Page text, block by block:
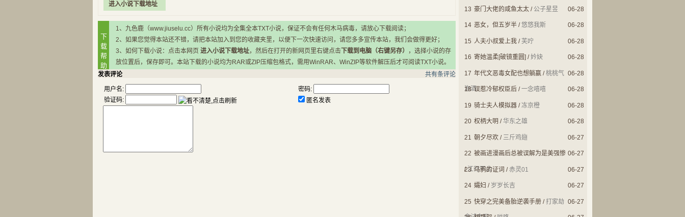
进入小说下载地址
下
载
帮
助
1、九色鹿（www.jiuselu.cc）所有小说均为全集全本TXT小说，保证不会有任何木马病毒，请放心下载阅读；
2、如果您觉得本站还不错，请把本站加入到您的收藏夹里，以便下一次快速访问，请您多多宣传本站，我们会做得更好；
3、如何下载小说：点击本网页 进入小说下载地址，然后在打开的新网页里右键点击 下载到电脑（右键另存）
，选择小说的存
放位置后，保存即可。本站下载的小说均为RAR或ZIP压缩包格式，需用WinRAR、WinZIP等软件解压后才可阅读TXT小说。
发表评论
共有条评论
用户名:
密码:
验证码:
匿名发表
06-28
13 豪门大佬的咸鱼太太 / 公子星昱
06-28
14 恶女，但五岁半 /悠悠我斯
06-28
15 人夫小叔爱上我 / 芙咛
06-28
16 寄她温柔[破镜重圆] /妗妜
06-28
17 年代文恶毒女配也想躺赢 /桃桃气
泡酒 06-28
18 误惹冷郁权臣后 /一念嘻嘻
06-28
19 骑士夫人模拟器 /冻京橙
06-28
20 权柄大明 /华东之雄
06-27
21 朝夕尽欢 / 三斤鸡翅
06-27
22 被画进漫画后总被误解为是美强惨
/江行不止 06-27
23 乌鸦的证词 /赤灵01
06-27
24 孀妇 / 岁岁长吉
06-27
25 快穿之完美备胎逆袭手册 /打家劫